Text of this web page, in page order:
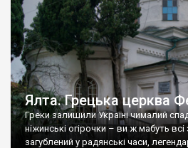
Ялта. Грецька церква
Греки залишили Україні чималий
ніжинські огірочки – ви ж мабуть всі
загублений у радянські часи,